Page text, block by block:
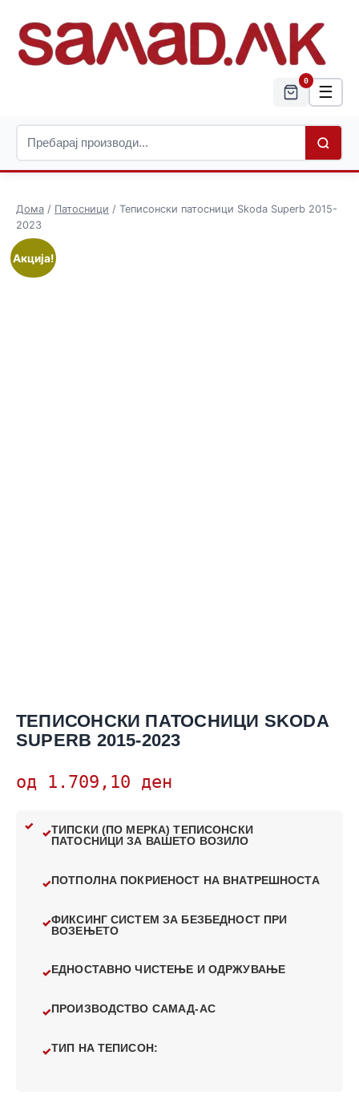
0
☰
Дома / Патосници / Теписонски патосници Skoda Superb 2015-
2023
Акција!
ТЕПИСОНСКИ ПАТОСНИЦИ SKODA
SUPERB 2015-2023
од 1.709,10 ден
ТИПСКИ (ПО МЕРКА) ТЕПИСОНСКИ
ПАТОСНИЦИ ЗА ВАШЕТО ВОЗИЛО
ПОТПОЛНА ПОКРИЕНОСТ НА ВНАТРЕШНОСТА
ФИКСИНГ СИСТЕМ ЗА БЕЗБЕДНОСТ ПРИ
ВОЗЕЊЕТО
ЕДНОСТАВНО ЧИСТЕЊЕ И ОДРЖУВАЊЕ
ПРОИЗВОДСТВО САМАД-АС
ТИП НА ТЕПИСОН: